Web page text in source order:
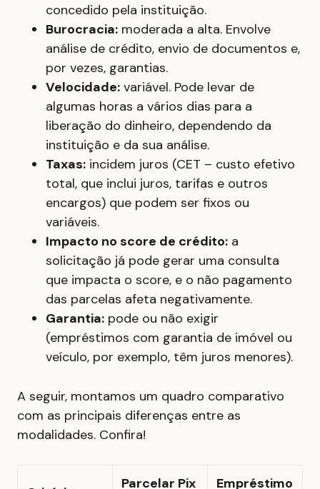
concedido pela instituição.
Burocracia: moderada a alta. Envolve
análise de crédito, envio de documentos e,
por vezes, garantias.
Velocidade: variável. Pode levar de
algumas horas a vários dias para a
liberação do dinheiro, dependendo da
instituição e da sua análise.
Taxas: incidem juros (CET – custo efetivo
total, que inclui juros, tarifas e outros
encargos) que podem ser fixos ou
variáveis.
Impacto no score de crédito: a
solicitação já pode gerar uma consulta
que impacta o score, e o não pagamento
das parcelas afeta negativamente.
Garantia: pode ou não exigir
(empréstimos com garantia de imóvel ou
veículo, por exemplo, têm juros menores).
A seguir, montamos um quadro comparativo
com as principais diferenças entre as
modalidades. Confira!
Parcelar Pix
Empréstimo